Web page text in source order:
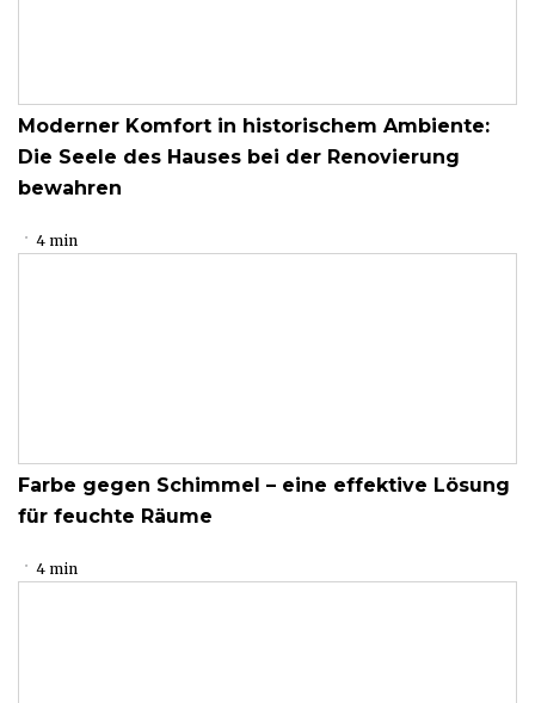
Moderner Komfort in historischem Ambiente:
Die Seele des Hauses bei der Renovierung
bewahren
4 min
Farbe gegen Schimmel – eine effektive Lösung
für feuchte Räume
4 min